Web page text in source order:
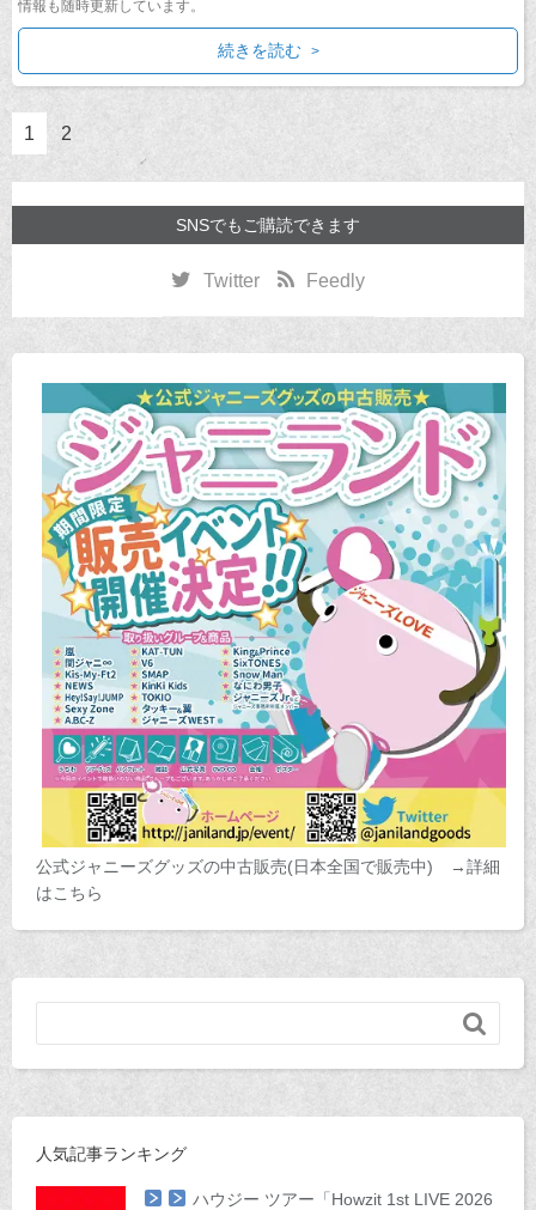
情報も随時更新しています。
続きを読む
1 2
SNSでもご購読できます
Twitter Feedly
公式ジャニーズグッズの中古販売(日本全国で販売中) →詳細
はこちら

人気記事ランキング
ハウジー ツアー「Howzit 1st LIVE 2026